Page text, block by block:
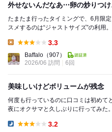
外せないんだなあ⋯卵の炒りつけ
たまたま行ったタイミングで、6月限定メニ
スメするのは“ジャストサイズ”の利用
3.3
Baffalo （907）
2026/06 訪問
6回
美味しいけどボリュームが残念
何度も行っているのに口コミは初めて
夜にオクサマと久しぶりに行ってみた。 平日の21時に入店。店内は数組
3.2